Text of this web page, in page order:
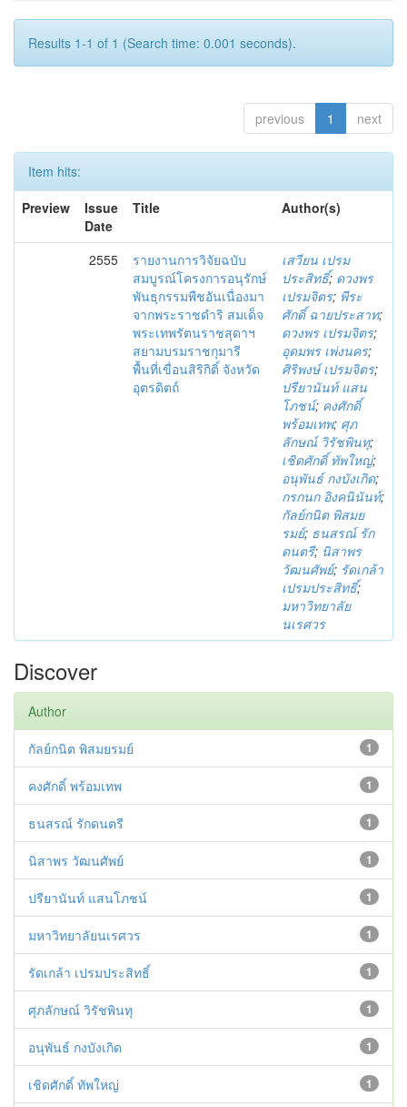
Results 1-1 of 1 (Search time: 0.001 seconds).
previous 1 next
Item hits:
Preview
Issue
Date
Title Author(s)
2555
รายงานการวิจัยฉบับ
สมบูรณ์โครงการอนุรักษ์
พันธุกรรมพืชอันเนื่องมา
จากพระราชดำริ สมเด็จ
พระเทพรัตนราชสุดาฯ
สยามบรมราชกุมารี
พื้นที่เขื่อนสิริกิติ์ จังหวัด
อุตรดิตถ์
เสวียน เปรม
ประสิทธิ์; ดวงพร
เปรมจิตร; พีระ
ศักดิ์ ฉายประสาท;
ดวงพร เปรมจิตร;
อุดมพร เพ่งนคร;
ศิริพงษ์ เปรมจิตร;
ปรียานันท์ แสน
โภชน์; คงศักดิ์
พร้อมเทพ; ศุภ
ลักษณ์ วิรัชพินทุ;
เชิดศักดิ์ ทัพใหญ่;
อนุพันธ์ กงบังเกิด;
กรกนก อิงคนินันท์;
กัลย์กนิต พิสมย
รมย์; ธนสรณ์ รัก
ดนตรี; นิสาพร
วัฒนศัพย์; รัดเกล้า
เปรมประสิทธิ์;
มหาวิทยาลัย
นเรศวร
Discover
Author
1
กัลย์กนิต พิสมยรมย์
1
คงศักดิ์ พร้อมเทพ
1
ธนสรณ์ รักดนตรี
1
นิสาพร วัฒนศัพย์
1
ปรียานันท์ แสนโภชน์
1
มหาวิทยาลัยนเรศวร
1
รัดเกล้า เปรมประสิทธิ์
1
ศุภลักษณ์ วิรัชพินทุ
1
อนุพันธ์ กงบังเกิด
1
เชิดศักดิ์ ทัพใหญ่